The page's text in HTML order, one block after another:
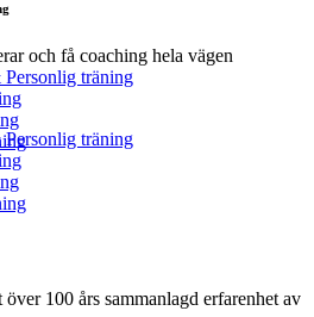
och få coaching hela vägen
träning
träning
100 års sammanlagd erfarenhet av